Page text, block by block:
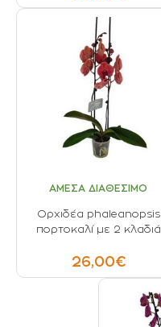
ΑΜΕΣΑ ΔΙΑΘΕΣΙΜΟ
Ορχιδέα phaleanopsis
πορτοκαλί με 2 κλαδιά
26,00€